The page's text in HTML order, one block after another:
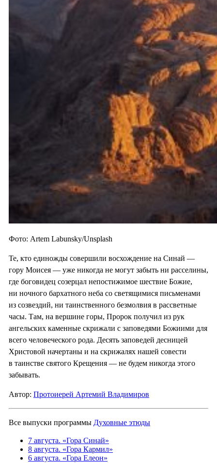
Фото: Artem Labunsky/Unsplash
Те, кто единожды совершили восхождение на Синай —
гору Моисея — уже никогда не могут забыть ни расселины,
где боговидец созерцал непостижимое шествие Божие,
ни ночного бархатного неба со светящимися письменами
из созвездий, ни таинственного безмолвия в рассветные
часы. Там, на вершине горы, Пророк получил из рук
ангельских каменные скрижали с заповедями Божиими для
всего человеческого рода. Десять заповедей десницей
Христовой начертаны и на скрижалях нашей совести
в таинстве святого Крещения — не будем никогда этого
забывать.
Автор: Протоиерей Артемий Владимиров
Все выпуски программы Духовные этюды
7 августа. «Гора Синай»
8 августа. «Гора Кармил»
6 августа. «Гора Елеон»